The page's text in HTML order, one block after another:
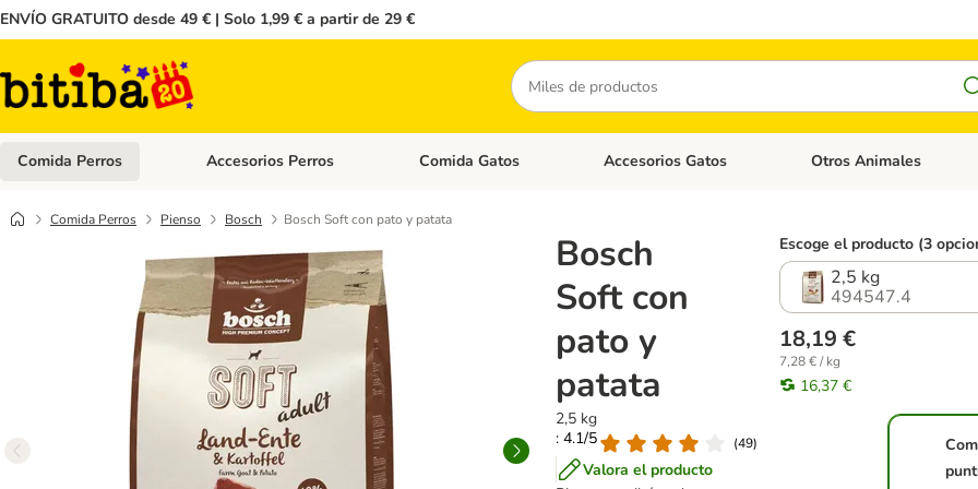
ENVÍO GRATUITO desde 49 € | Solo 1,99 € a partir de 29 €
Buscar
Comida Perros Menú de categoria abierto: Comida Perros
Accesorios Perros Menú de categoria abierto: Accesorios Perros
Comida Gatos Menú de categoria abierto: Comida Gatos
Accesorios Gatos Menú de categoria abierto:
Otros Animales
Comida Perros Pienso Bosch Bosch Soft con pato y patata
Bosch
Soft con
pato y
patata
2,5 kg
: 4.1/5
(49)
Valora el producto
Escoge el producto (3
2,5 kg
494547.4
18,19 €
7,28 € / kg
16,37 €